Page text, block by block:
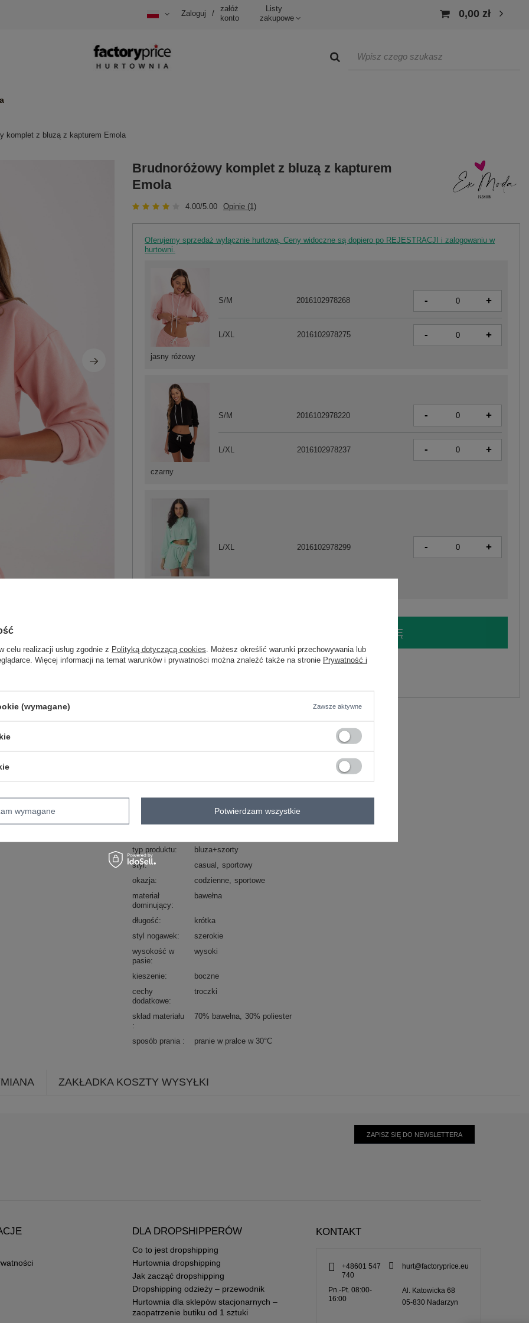
Zaloguj /
załóż
konto
Listy
zakupowe
0,00 zł
komplet z bluzą z kapturem Emola
Brudnoróżowy komplet z bluzą z kapturem
Emola
4.00/5.00 Opinie (1)
Oferujemy sprzedaż wyłącznie hurtową. Ceny widoczne są dopiero po REJESTRACJI i zalogowaniu w
hurtowni.
jasny różowy
S/M 2016102978268 - +
L/XL 2016102978275 - +
czarny
S/M 2016102978220 - +
L/XL 2016102978237 - +
L/XL 2016102978299 - +
ZALOGUJ SIĘ I ZOBACZ CENĘ
Masz pytanie? Chętnie pomożemy.
typ produktu
bluza+szorty
styl
casual
sportowy
okazja
codzienne sportowe
materiał
dominujący
bawełna
długość
krótka
styl nogawek
szerokie
wysokość w
pasie
wysoki
kieszenie
boczne
cechy
dodatkowe
troczki
skład materiału 70% bawełna 30% poliester
sposób prania pranie w pralce w 30°C
ZAKŁADKA KOSZTY WYSYŁKI
ZAPISZ SIĘ DO NEWSLETTERA
DLA DROPSHIPPERÓW
Co to jest dropshipping
Hurtownia dropshipping
Jak zacząć dropshipping
Dropshipping odzieży – przewodnik
Hurtownia dla sklepów stacjonarnych –
zaopatrzenie butiku od 1 sztuki
KONTAKT
+48601 547
740
hurt@factoryprice.eu
Pn.-Pt. 08:00-
16:00
Al. Katowicka 68
05-830 Nadarzyn
celu realizacji usług zgodnie z Polityką dotyczącą cookies . Możesz określić warunki przechowywania lub
Więcej informacji na temat warunków i prywatności można znaleźć także na stronie Prywatność i
(wymagane) Zawsze aktywne
wymagane Potwierdzam wszystkie